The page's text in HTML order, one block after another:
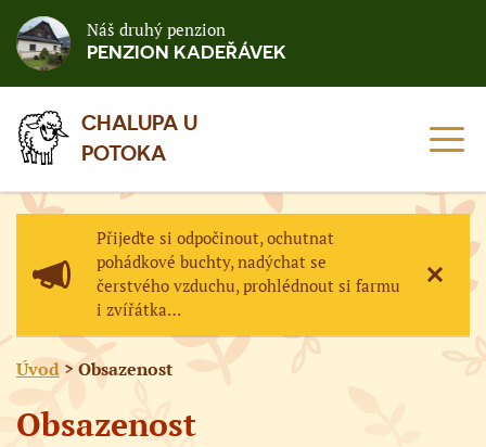
Náš druhý penzion
PENZION KADEŘÁVEK
CHALUPA U
POTOKA
Přijeďte si odpočinout, ochutnat
pohádkové buchty, nadýchat se
čerstvého vzduchu, prohlédnout si farmu
i zvířátka…
Úvod > Obsazenost
Obsazenost